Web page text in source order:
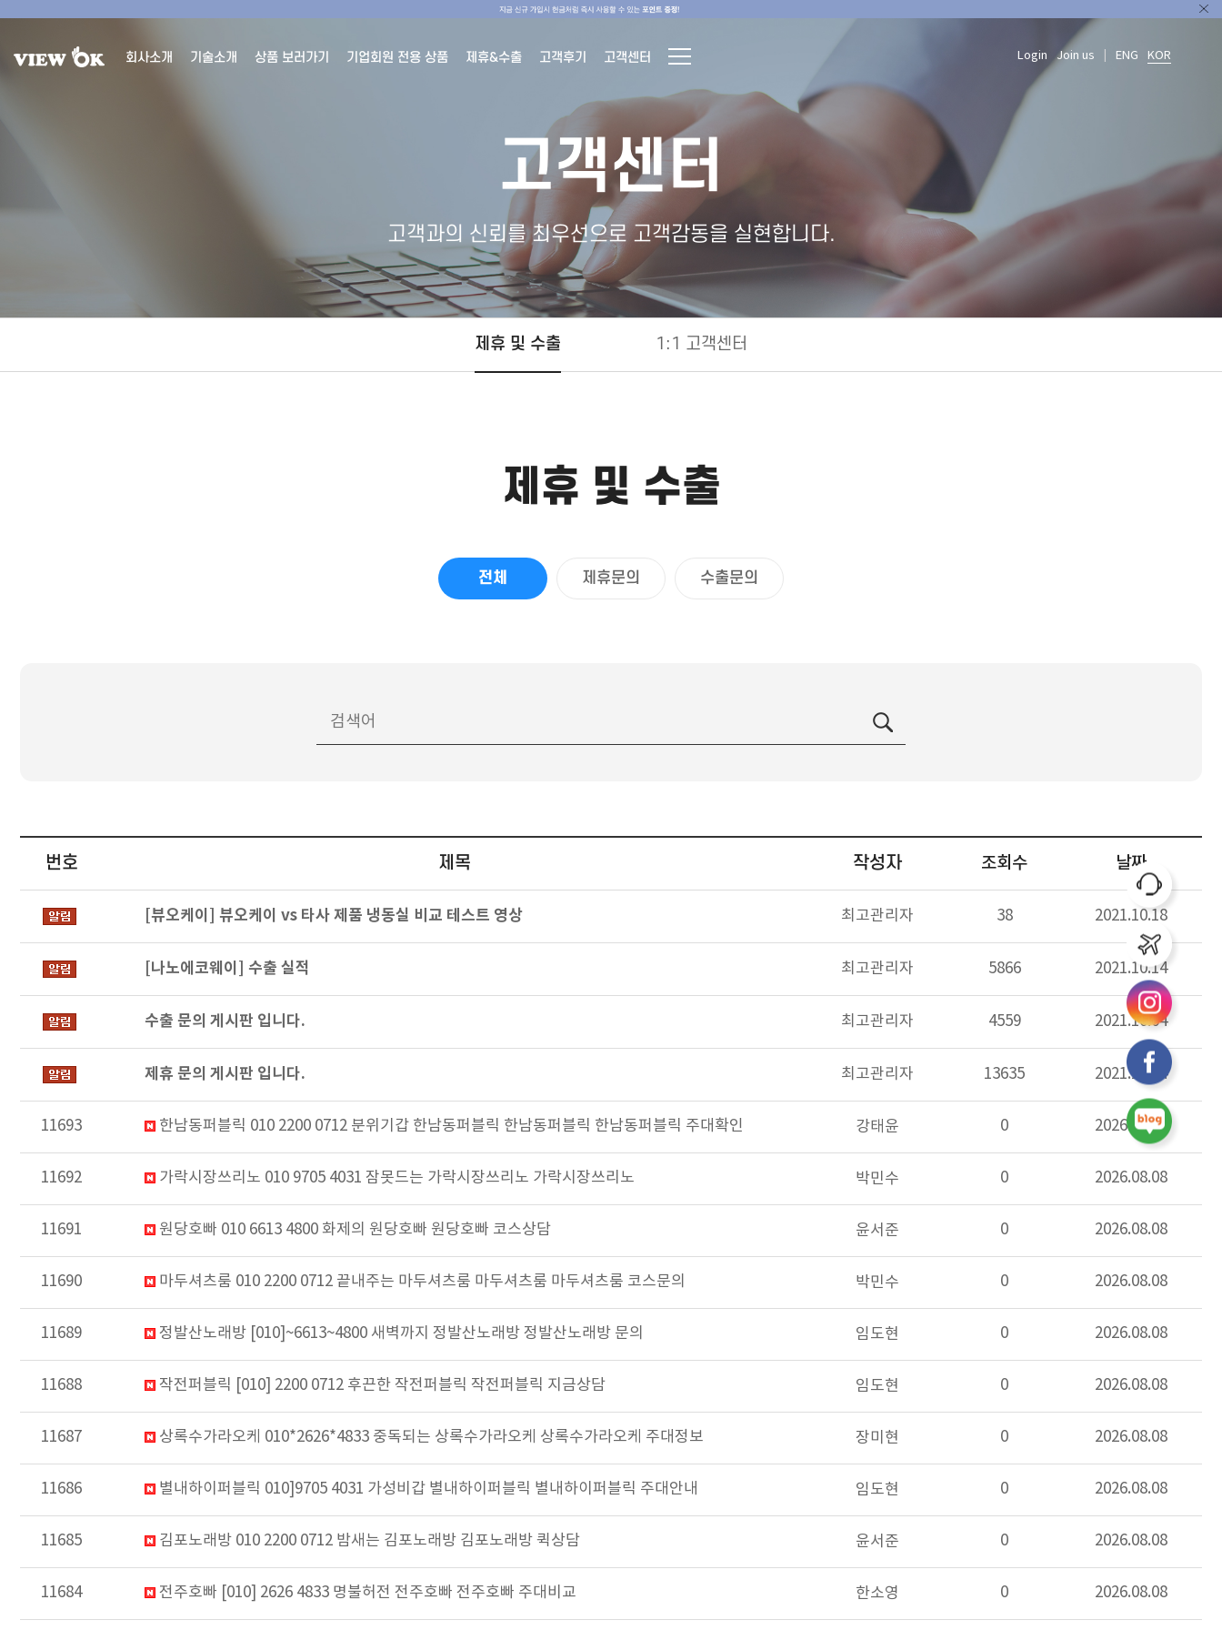
회사소개 기술소개 상품 보러가기 기업회원 전용 상품 제휴&수출 고객후기 고객센터 Login Join us ENG KOR
고객센터
고객과의 신뢰를 최우선으로 고객감동을 실현합니다.
제휴 및 수출 1:1 고객센터
제휴 및 수출
전체 제휴문의 수출문의
번호 제목 작성자 조회수 날짜
[뷰오케이] 뷰오케이 vs 타사 제품 냉동실 비교 테스트 영상 최고관리자 38 2021.10.18
[나노에코웨이] 수출 실적 최고관리자 5866 2021.10.14
수출 문의 게시판 입니다. 최고관리자 4559 2021.10.04
제휴 문의 게시판 입니다. 최고관리자 13635 2021.10.04
11693 한남동퍼블릭 010 2200 0712 분위기갑 한남동퍼블릭 한남동퍼블릭 한남동퍼블릭 주대확인 강태윤 0 2026.08.08
11692 가락시장쓰리노 010 9705 4031 잠못드는 가락시장쓰리노 가락시장쓰리노 박민수 0 2026.08.08
11691 원당호빠 010 6613 4800 화제의 원당호빠 원당호빠 코스상담 윤서준 0 2026.08.08
11690 마두셔츠룸 010 2200 0712 끝내주는 마두셔츠룸 마두셔츠룸 마두셔츠룸 코스문의 박민수 0 2026.08.08
11689 정발산노래방 [010]~6613~4800 새벽까지 정발산노래방 정발산노래방 문의 임도현 0 2026.08.08
11688 작전퍼블릭 [010] 2200 0712 후끈한 작전퍼블릭 작전퍼블릭 지금상담 임도현 0 2026.08.08
11687 상록수가라오케 010*2626*4833 중독되는 상록수가라오케 상록수가라오케 주대정보 장미현 0 2026.08.08
11686 별내하이퍼블릭 010]9705 4031 가성비갑 별내하이퍼블릭 별내하이퍼블릭 주대안내 임도현 0 2026.08.08
11685 김포노래방 010 2200 0712 밤새는 김포노래방 김포노래방 퀵상담 윤서준 0 2026.08.08
11684 전주호빠 [010] 2626 4833 명불허전 전주호빠 전주호빠 주대비교 한소영 0 2026.08.08